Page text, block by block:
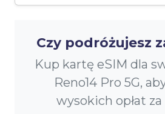
Czy podróżujesz
Kup kartę eSIM dla
Reno14 Pro 5G,
wysokich opłat